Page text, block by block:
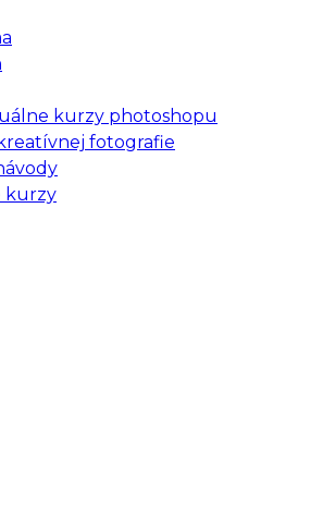
kurzy photoshopu
fotografie
kurzy